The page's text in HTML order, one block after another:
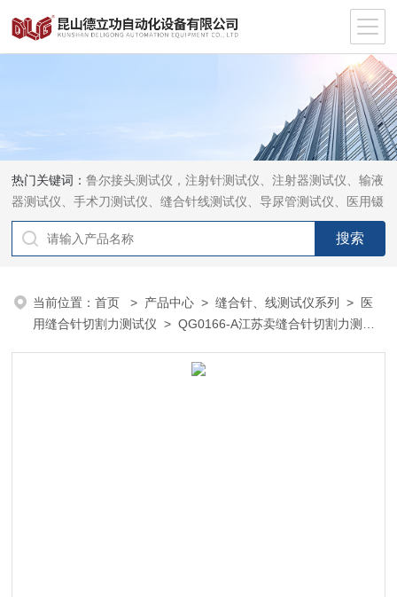
热门关键词：鲁尔接头测试仪，注射针测试仪、注射器测试仪、输液
器测试仪、手术刀测试仪、缝合针线测试仪、导尿管测试仪、医用镊
钳测试仪、导引管导丝测试仪、针灸针测试仪、留置针测试仪
当前位置：首页 > 产品中心 >缝合针、线测试仪系列 > 医
用缝合针切割力测试仪 > QG0166-A江苏卖缝合针切割力测试